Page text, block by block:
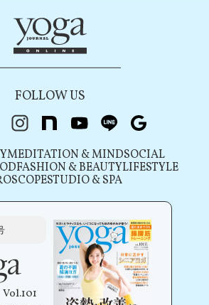
FOLLOW US
X（旧Twitter）
instagram
note youtubeline
MEDITATION & MINDSOCIAL
FASHION & BEAUTYLIFESTYLE
STUDIO & SPA
Vol.101